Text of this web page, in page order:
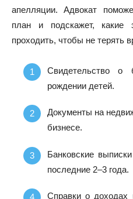
апелляции. Адвокат
план и подскажет, какие
проходить, чтобы не терять
Свидетельство о
рождении детей.
Документы на
бизнесе.
Банковские
последние 2–3 года.
Справки о доходах